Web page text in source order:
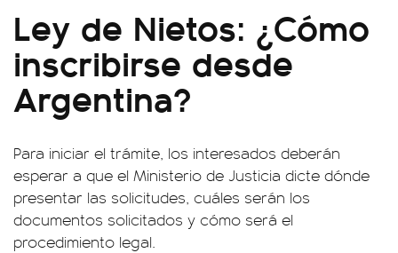
Ley de Nietos: ¿Cómo
inscribirse desde
Argentina?
Para iniciar el trámite, los interesados deberán
esperar a que el Ministerio de Justicia dicte dónde
presentar las solicitudes, cuáles serán los
documentos solicitados y cómo será el
procedimiento legal.